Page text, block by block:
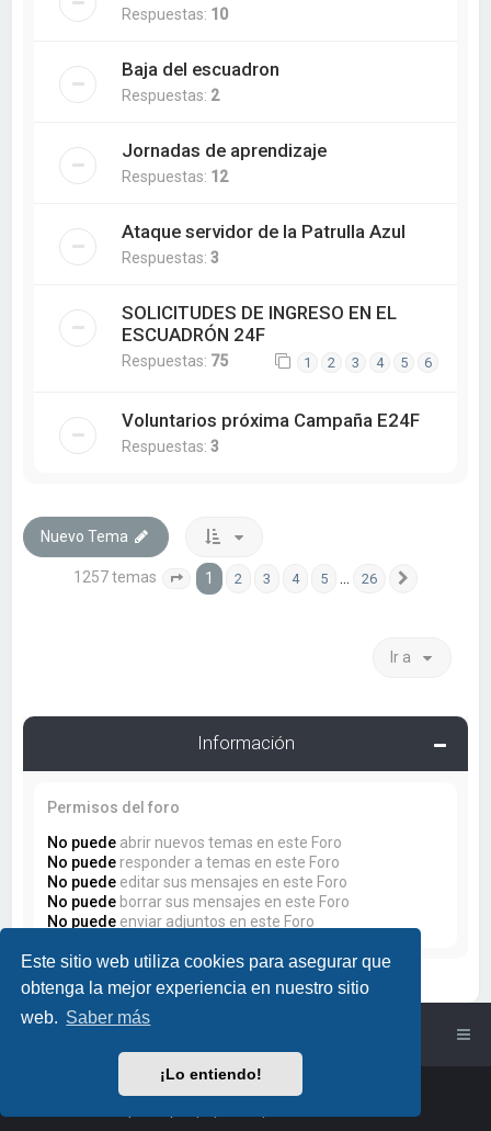
Este sitio web utiliza cookies para asegurar que
obtenga la mejor experiencia en nuestro sitio
web. Saber más
¡Lo entiendo!
Respuestas: 10
Baja del escuadron
Respuestas: 2
Jornadas de aprendizaje
Respuestas: 12
Ataque servidor de la Patrulla Azul
Respuestas:3
SOLICITUDES DE INGRESO EN EL
ESCUADRÓN 24F
Respuestas: 75 1 2 3 4 5 6
Voluntarios próxima Campaña E24F
Respuestas:3
Nuevo Tema
1257 temas Página 1de 26
1 2 3 4 5 … 26
Ir a
Información
Permisos del foro
No puede abrir nuevos temas en este Foro
No puede responder a temas en este Foro
No puede editar sus mensajes en este Foro
No puede borrar sus mensajes en este Foro
No puede enviar adjuntos en este Foro
phpBB
PlanetStyles